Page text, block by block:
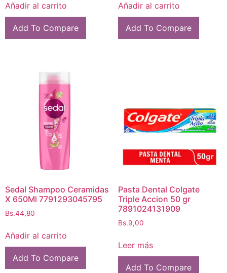
Añadir al carrito
Add To Compare
Añadir al carrito
Add To Compare
Sedal Shampoo Ceramidas
X 650Ml 7791293045795
Bs.44,80
Añadir al carrito
Add To Compare
Pasta Dental Colgate
Triple Accion 50 gr
7891024131909
Bs.9,00
Leer más
Add To Compare